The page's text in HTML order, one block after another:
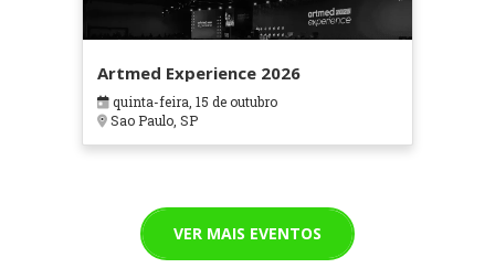
Artmed Experience 2026
quinta-feira, 15 de outubro
Sao Paulo, SP
VER MAIS EVENTOS